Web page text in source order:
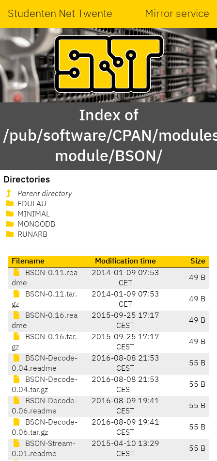
Studenten Net Twente Mirror service
Index of
/pub/software/CPAN/
module/BSON/
Directories
Parent directory
FDULAU
MINIMAL
MONGODB
RUNARB
Filename Modification time
Size
BSON-0.11.rea
dme
2014-01-09 07:53
CET
49 B
BSON-0.11.tar.
gz
2014-01-09 07:53
CET
49 B
BSON-0.16.rea
dme
2015-09-25 17:17
CEST
49 B
BSON-0.16.tar.
gz
2015-09-25 17:17
CEST
49 B
BSON-Decode-
0.04.readme
2016-08-08 21:53
CEST
55 B
BSON-Decode-
0.04.tar.gz
2016-08-08 21:53
CEST
55 B
BSON-Decode-
0.06.readme
2016-08-09 19:41
CEST
55 B
BSON-Decode-
0.06.tar.gz
2016-08-09 19:41
CEST
55 B
BSON-Stream-
0.01.readme
2015-04-10 13:29
CEST
55 B